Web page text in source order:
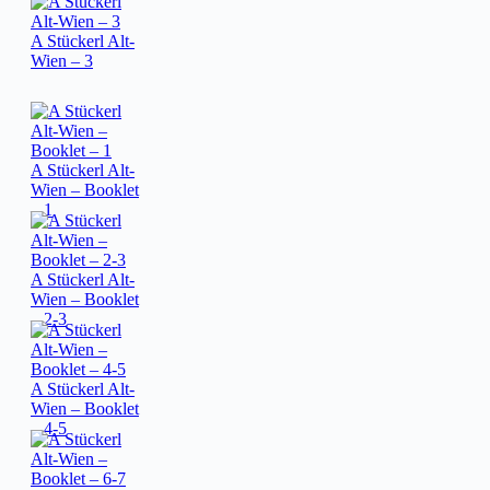
A Stückerl Alt-
Wien – 3
A Stückerl Alt-
Wien – Booklet
– 1
A Stückerl Alt-
Wien – Booklet
– 2-3
A Stückerl Alt-
Wien – Booklet
– 4-5